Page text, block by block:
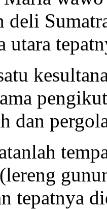
deli
utara
dan
tepatnya